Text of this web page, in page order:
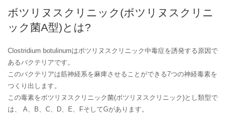
ニ
ッ
ク
ボツリヌスクリニック(ボツリヌスクリニ
ック菌A型)とは?
Clostridium botulinumはボツリヌスクリニック中毒症を誘発する原因で
あるバクテリアです。
このバクテリアは筋神経系を麻痺させることができる7つの神経毒素を
つくり出します。
この毒素をボツリヌスクリニック菌(ボツリヌスクリニック)とし類型で
は、
A、B、C、D、E、FそしてGがあります。